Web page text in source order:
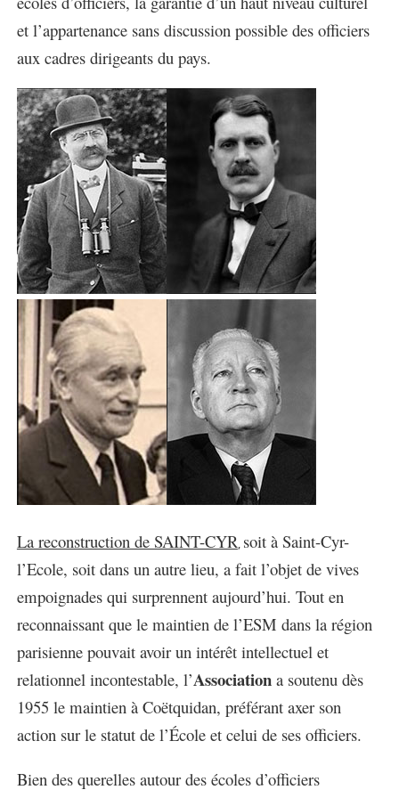
et l’appartenance sans discussion possible des officiers
aux cadres dirigeants du pays.
La reconstruction de SAINT-CYR, soit à Saint-Cyr-
l’Ecole, soit dans un autre lieu, a fait l’objet de vives
empoignades qui surprennent aujourd’hui. Tout en
reconnaissant que le maintien de l’ESM dans la région
parisienne pouvait avoir un intérêt intellectuel et
relationnel incontestable, l’Associationa soutenu dès
1955 le maintien à Coëtquidan, préférant axer son
action sur le statut de l’École et celui de ses officiers.
Bien des querelles autour des écoles d’officiers